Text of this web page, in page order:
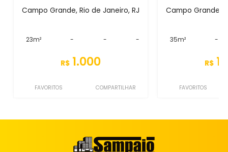
Campo Grande, Rio de Janeiro, RJ
23m² - - -
R$ 1.000
FAVORITOS COMPARTILHAR
Campo Grande,
35m² -
R$
FAVORITOS